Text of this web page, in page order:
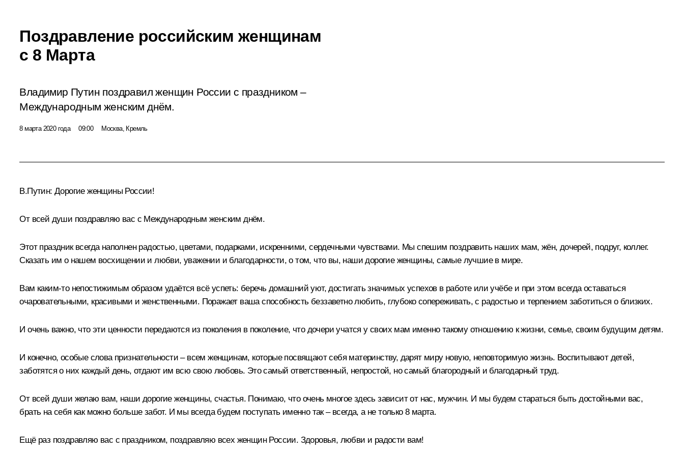
Поздравление российским женщинам
с 8 Марта
Владимир Путин поздравил женщин России с праздником –
Международным женским днём.
8 марта 2020 года 09:00 Москва, Кремль
В.Путин: Дорогие женщины России!
От всей души поздравляю вас с Международным женским днём.
Этот праздник всегда наполнен радостью, цветами, подарками, искренними, сердечными чувствами. Мы спешим поздравить наших мам, жён, дочерей, подруг, коллег.
Сказать им о нашем восхищении и любви, уважении и благодарности, о том, что вы, наши дорогие женщины, самые лучшие в мире.
Вам каким-то непостижимым образом удаётся всё успеть: беречь домашний уют, достигать значимых успехов в работе или учёбе и при этом всегда оставаться
очаровательными, красивыми и женственными. Поражает ваша способность беззаветно любить, глубоко сопереживать, с радостью и терпением заботиться о близких.
И очень важно, что эти ценности передаются из поколения в поколение, что дочери учатся у своих мам именно такому отношению к жизни, семье, своим будущим детям.
И конечно, особые слова признательности – всем женщинам, которые посвящают себя материнству, дарят миру новую, неповторимую жизнь. Воспитывают детей,
заботятся о них каждый день, отдают им всю свою любовь. Это самый ответственный, непростой, но самый благородный и благодарный труд.
От всей души желаю вам, наши дорогие женщины, счастья. Понимаю, что очень многое здесь зависит от нас, мужчин. И мы будем стараться быть достойными вас,
брать на себя как можно больше забот. И мы всегда будем поступать именно так – всегда, а не только 8 марта.
Ещё раз поздравляю вас с праздником, поздравляю всех женщин России. Здоровья, любви и радости вам!